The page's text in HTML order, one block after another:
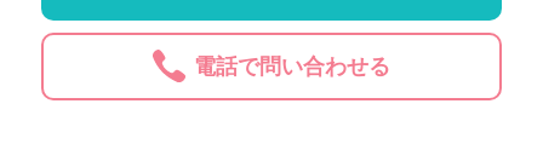
電話で問い合わせる